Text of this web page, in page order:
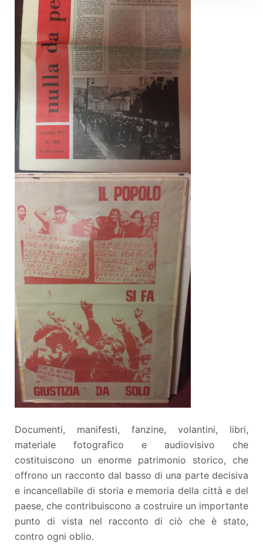
Documenti, manifesti, fanzine, volantini, libri,
materiale fotografico e audiovisivo che
costituiscono un enorme patrimonio storico, che
offrono un racconto dal basso di una parte decisiva
e incancellabile di storia e memoria della città e del
paese, che contribuiscono a costruire un importante
punto di vista nel racconto di ciò che è stato,
contro ogni oblio.